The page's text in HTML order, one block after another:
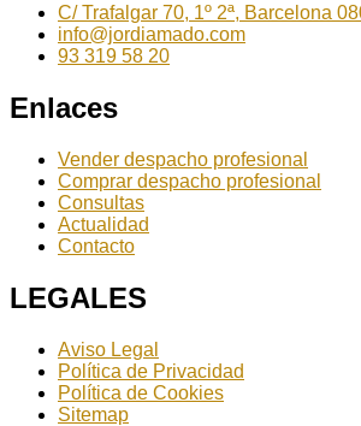
C/ Trafalgar 70, 1º 2ª, Barcelona
info@jordiamado.com
93 319 58 20
Enlaces
Vender despacho profesional
Comprar despacho profesional
Consultas
Actualidad
Contacto
LEGALES
Aviso Legal
Política de Privacidad
Política de Cookies
Sitemap